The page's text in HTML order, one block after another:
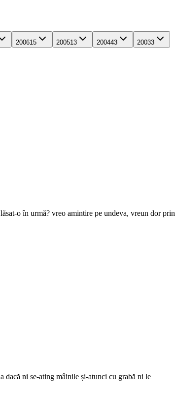
200615 200513 200443 20033
o în urmă? vreo amintire pe undeva, vreun dor prin
dacă ni se-ating mâinile și-atunci cu grabă ni le